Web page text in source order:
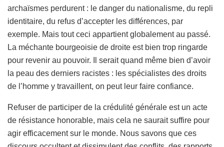
archaïsmes perdurent : le danger du nationalisme, du repli
identitaire, du refus d’accepter les différences, par
exemple. Mais tout ceci appartient globalement au passé.
La méchante bourgeoisie de droite est bien trop ringarde
pour revenir au pouvoir. Il serait quand même bien d’avoir
la peau des derniers racistes : les spécialistes des droits
de l’homme y travaillent, on peut leur faire confiance.
Refuser de participer de la crédulité générale est un acte
de résistance honorable, mais cela ne saurait suffire pour
agir efficacement sur le monde. Nous savons que ces